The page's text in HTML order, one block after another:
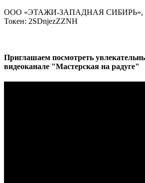
ООО «ЭТАЖИ-ЗАПАДНАЯ СИБИРЬ»,
Токен: 2SDnjezZZNH
Приглашаем посмотреть
видеоканале "Мастерская на радуге"